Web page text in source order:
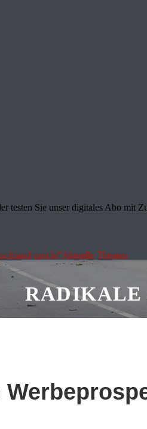
testen Sie unser digitales Abo mit
spricht"Aktuelle Themen
RADIKALE